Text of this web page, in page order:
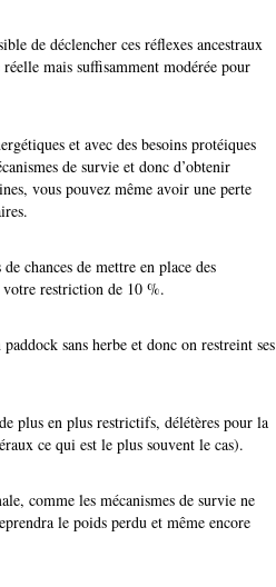
de déclencher ces réflexes ancestraux
mais suffisamment modérée pour
et avec des besoins protéiques
de survie et donc d’obtenir
vous pouvez même avoir une perte
chances de mettre en place des
votre restriction de 10 %.
sans herbe et donc on restreint ses
plus en plus restrictifs, délétères pour la
ce qui est le plus souvent le cas).
comme les mécanismes de survie ne
le poids perdu et même encore